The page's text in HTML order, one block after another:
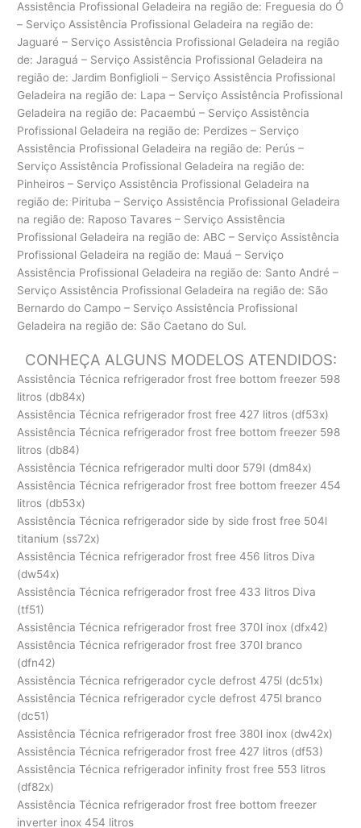
Assistência Profissional Geladeira na região de: Freguesia do Ó
– Serviço Assistência Profissional Geladeira na região de:
Jaguaré – Serviço Assistência Profissional Geladeira na região
de: Jaraguá – Serviço Assistência Profissional Geladeira na
região de: Jardim Bonfiglioli – Serviço Assistência Profissional
Geladeira na região de: Lapa – Serviço Assistência Profissional
Geladeira na região de: Pacaembú – Serviço Assistência
Profissional Geladeira na região de: Perdizes – Serviço
Assistência Profissional Geladeira na região de: Perús –
Serviço Assistência Profissional Geladeira na região de:
Pinheiros – Serviço Assistência Profissional Geladeira na
região de: Pirituba – Serviço Assistência Profissional Geladeira
na região de: Raposo Tavares – Serviço Assistência
Profissional Geladeira na região de: ABC – Serviço Assistência
Profissional Geladeira na região de: Mauá – Serviço
Assistência Profissional Geladeira na região de: Santo André –
Serviço Assistência Profissional Geladeira na região de: São
Bernardo do Campo – Serviço Assistência Profissional
Geladeira na região de: São Caetano do Sul.
CONHEÇA ALGUNS MODELOS ATENDIDOS:
Assistência Técnica refrigerador frost free bottom freezer 598
litros (db84x)
Assistência Técnica refrigerador frost free 427 litros (df53x)
Assistência Técnica refrigerador frost free bottom freezer 598
litros (db84)
Assistência Técnica refrigerador multi door 579l (dm84x)
Assistência Técnica refrigerador frost free bottom freezer 454
litros (db53x)
Assistência Técnica refrigerador side by side frost free 504l
titanium (ss72x)
Assistência Técnica refrigerador frost free 456 litros Diva
(dw54x)
Assistência Técnica refrigerador frost free 433 litros Diva
(tf51)
Assistência Técnica refrigerador frost free 370l inox (dfx42)
Assistência Técnica refrigerador frost free 370l branco
(dfn42)
Assistência Técnica refrigerador cycle defrost 475l (dc51x)
Assistência Técnica refrigerador cycle defrost 475l branco
(dc51)
Assistência Técnica refrigerador frost free 380l inox (dw42x)
Assistência Técnica refrigerador frost free 427 litros (df53)
Assistência Técnica refrigerador infinity frost free 553 litros
(df82x)
Assistência Técnica refrigerador frost free bottom freezer
inverter inox 454 litros